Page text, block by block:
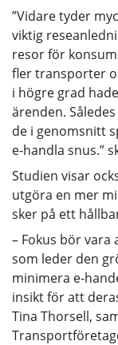
”Vidare tyder
viktig
resor för
fler transporter
i högre grad
ärenden.
de i genomsnitt
e-handla snus.”
Studien visar
utgöra en mer
sker på ett
– Fokus bör
som leder den
minimera e-
insikt för att
Tina Thorsell,